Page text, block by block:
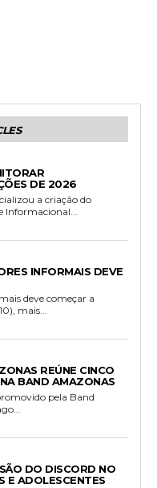
DE 2026
a criação do
INFORMAIS DEVE
deve começar a
mais...
REÚNE CINCO
BAND AMAZONAS
pela Band
DO DISCORD NO
E ADOLESCENTES